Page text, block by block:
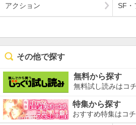
アクション SF・
その他で探す
無料から探す
無料試し読みはコ
特集から探す
おすすめ特集はコ